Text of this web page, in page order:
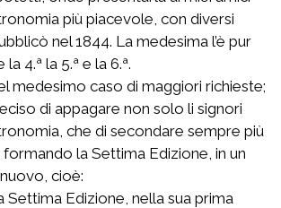
più piacevole, con diversi
nel 1844. La medesima l’è pur
4.ª la 5.ª e la 6.ª.
medesimo caso di maggiori richieste;
di appagare non solo li signori
che di secondare sempre più
formando la Settima Edizione, in un
cioè:
Settima Edizione, nella sua prima